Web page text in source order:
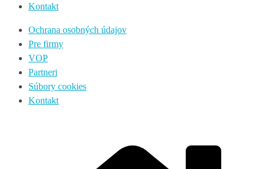
Kontakt
Ochrana osobných údajov
Pre firmy
VOP
Partneri
Súbory cookies
Kontakt